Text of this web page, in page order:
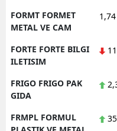
FORMT FORMET
METAL VE CAM
1,74
FORTE FORTE BILGI
ILETISIM
FRIGO FRIGO PAK
GIDA
FRMPL FORMUL